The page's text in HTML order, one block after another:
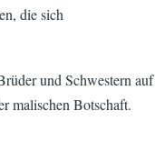
die sich
und Schwestern auf
malischen Botschaft.